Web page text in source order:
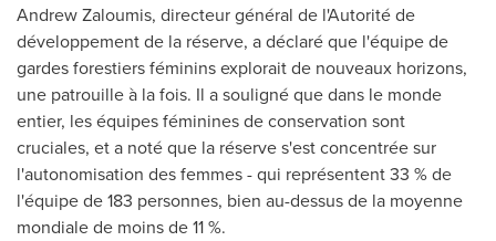
Andrew Zaloumis, directeur général de l'Autorité de
développement de la réserve, a déclaré que l'équipe de
gardes forestiers féminins explorait de nouveaux horizons,
une patrouille à la fois. Il a souligné que dans le monde
entier, les équipes féminines de conservation sont
cruciales, et a noté que la réserve s'est concentrée sur
l'autonomisation des femmes - qui représentent 33 % de
l'équipe de 183 personnes, bien au-dessus de la moyenne
mondiale de moins de 11 %.